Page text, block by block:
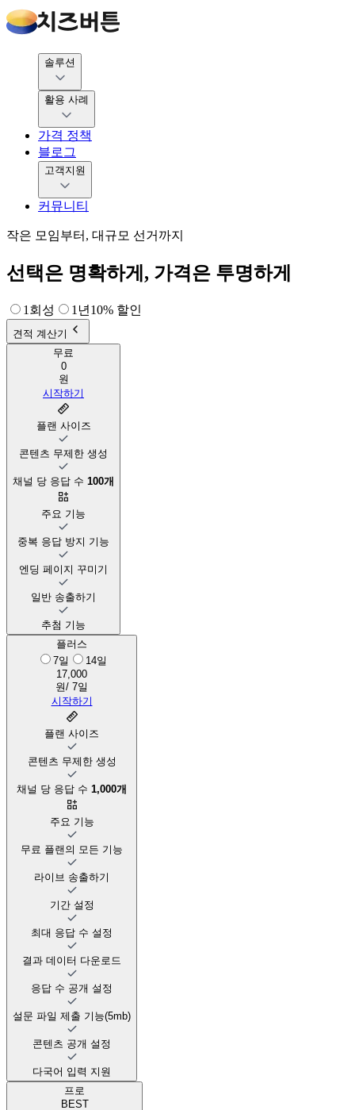
솔루션
활용 사례
가격 정책
블로그
고객지원
커뮤니티
작은 모임부터, 대규모 선거까지
선택은 명확하게, 가격은 투명하게
1회성 1년 10% 할인
견적 계산기
무료
0
원
시작하기
플랜 사이즈
콘텐츠 무제한 생성
채널 당 응답 수 100개
주요 기능
중복 응답 방지 기능
엔딩 페이지 꾸미기
일반 송출하기
추첨 기능
플러스
7일
14일
17,000
원/ 7일
시작하기
플랜 사이즈
콘텐츠 무제한 생성
채널 당 응답 수 1,000개
주요 기능
무료 플랜의 모든 기능
라이브 송출하기
기간 설정
최대 응답 수 설정
결과 데이터 다운로드
응답 수 공개 설정
설문 파일 제출 기능(5mb)
콘텐츠 공개 설정
다국어 입력 지원
프로
BEST